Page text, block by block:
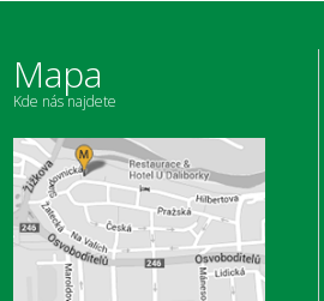
Mapa
Kde nás najdete